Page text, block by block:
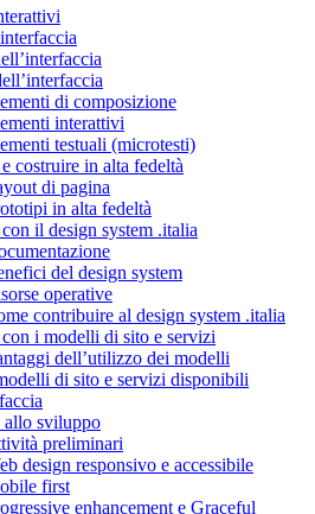
di composizione
interattivi
testuali (microtesti)
costruire in alta fedeltà
di pagina
in alta fedeltà
il design system .italia
del design system
operative
contribuire al design system .italia
i modelli di sito e servizi
dell’utilizzo dei modelli
di sito e servizi disponibili
sviluppo
preliminari
design responsivo e accessibile
first
enhancement e Graceful